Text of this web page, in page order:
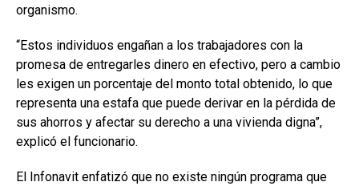
organismo.
“Estos individuos engañan a los trabajadores con la
promesa de entregarles dinero en efectivo, pero a cambio
les exigen un porcentaje del monto total obtenido, lo que
representa una estafa que puede derivar en la pérdida de
sus ahorros y afectar su derecho a una vivienda digna”,
explicó el funcionario.
El Infonavit enfatizó que no existe ningún programa que